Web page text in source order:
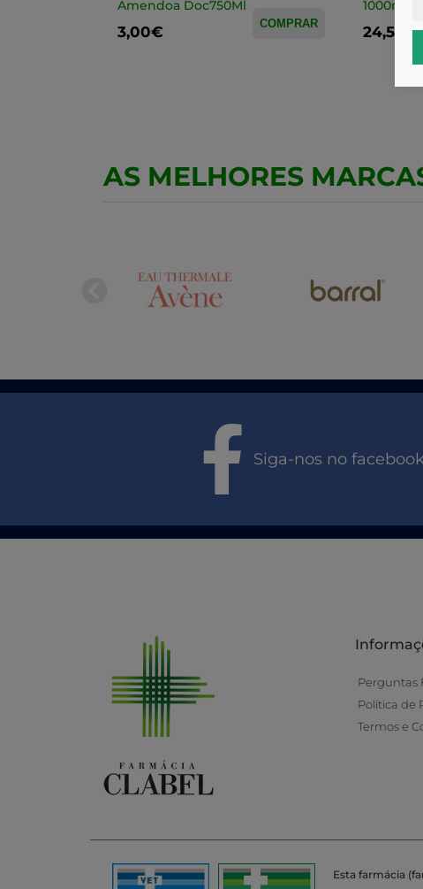
Amendoa Doc750Ml
3,00€ COMPRAR
1000ml
24,55€
AS MELHORES
Siga-nos no
Perguntas
Política de
Termos e
Esta farmácia